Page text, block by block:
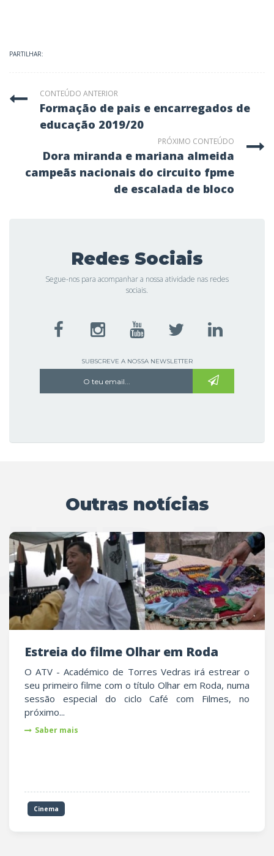
PARTILHAR:
CONTEÚDO ANTERIOR
formação de pais e encarregados de
educação 2019/20
PRÓXIMO CONTEÚDO
dora miranda e mariana almeida
campeãs nacionais do circuito fpme
de escalada de bloco
Redes Sociais
Segue-nos para acompanhar a nossa atividade nas redes
sociais.
SUBSCREVE A NOSSA NEWSLETTER
Outras notícias
Estreia do filme Olhar em Roda
O ATV - Académico de Torres Vedras irá estrear o
seu primeiro filme com o título Olhar em Roda, numa
sessão especial do ciclo Café com Filmes, no
próximo...
Saber mais
Cinema